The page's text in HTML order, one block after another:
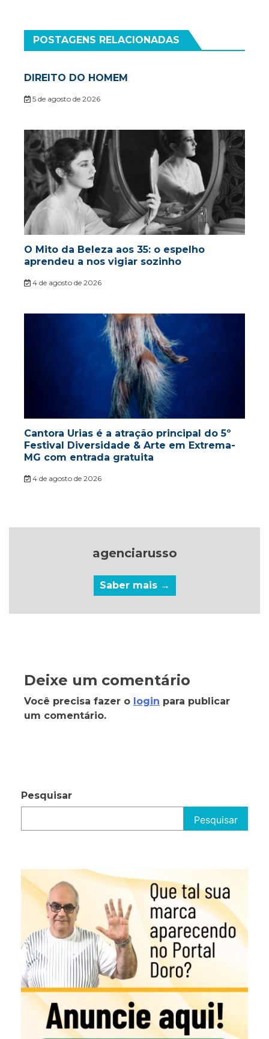
POSTAGENS RELACIONADAS
DIREITO DO HOMEM
5 de agosto de 2026
O Mito da Beleza aos 35: o espelho
aprendeu a nos vigiar sozinho
4 de agosto de 2026
Cantora Urias é a atração principal do 5º
Festival Diversidade & Arte em Extrema-
MG com entrada gratuita
4 de agosto de 2026
agenciarusso
Saber mais →
Deixe um comentário
Você precisa fazer o login para publicar
um comentário.
Pesquisar
Pesquisar